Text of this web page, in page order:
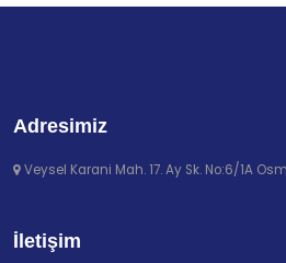
Adresimiz
Veysel Karani Mah. 17. Ay Sk. No:6/1A
İletişim